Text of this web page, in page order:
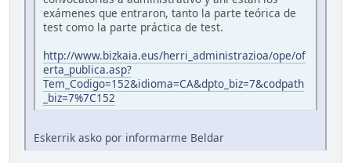
exámenes que entraron, tanto la parte teórica de
test como la parte práctica de test.
http://www.bizkaia.eus/herri_administrazioa/ope/of
erta_publica.asp?
Tem_Codigo=152&idioma=CA&dpto_biz=7&codpath
_biz=7%7C152
Eskerrik asko por informarme Beldar